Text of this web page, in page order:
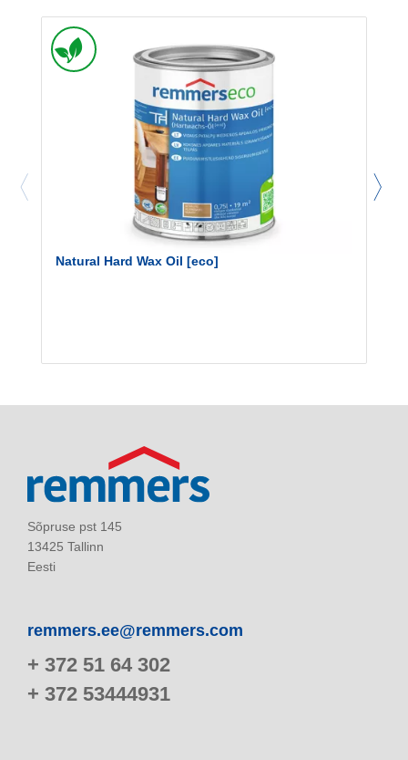
Natural Hard Wax Oil [eco]
Sõpruse pst 145
13425 Tallinn
Eesti
remmers.ee@remmers.com
+ 372 51 64 302
+ 372 53444931